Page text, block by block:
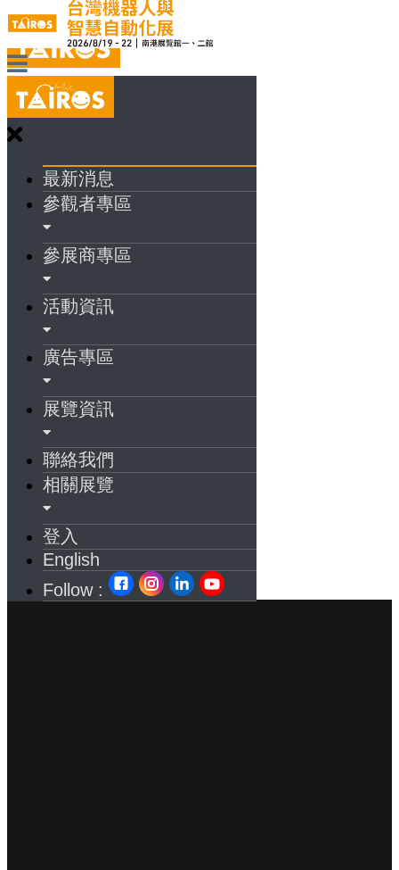
最新消息
參觀者專區
參展商專區
活動資訊
廣告專區
展覽資訊
聯絡我們
相關展覽
登入
English
Follow :